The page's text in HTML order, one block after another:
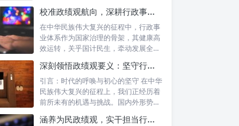
校准政绩观航向，深耕行政事业本职：新时代高质量发展的双重 imperative
在中华民族伟大复兴的征程中，行政事
业体系作为国家治理的骨架，其健康高
效运转，关乎国计民生，牵动发展全
深刻领悟政绩观要义：坚守行政事业初心，绘就为民服务新篇章
引言：时代的呼唤与初心的坚守 在中华
民族伟大复兴的征程上，我们正经历着
前所未有的机遇与挑战。国内外形势复
涵养为民政绩观，实干担当行稳致远：新时代公仆的价值坐标与实践航向